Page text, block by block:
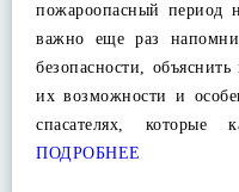
пожароопасный период
важно еще раз
безопасности,
их возможности и
спасателях,
ПОДРОБНЕЕ